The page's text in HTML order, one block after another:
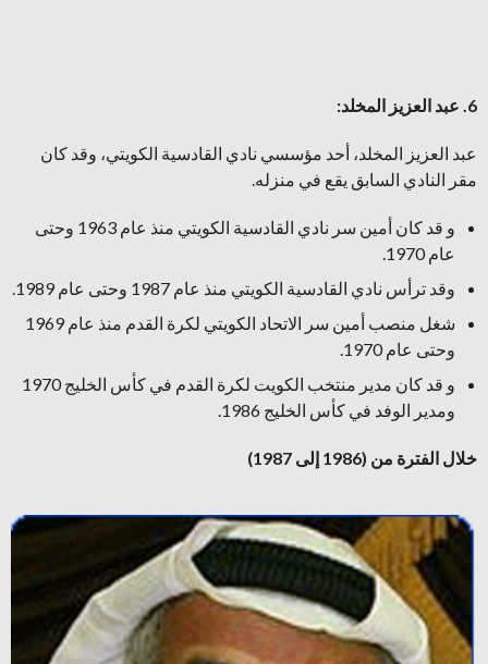
6. عبد العزيز المخلد:
عبد العزيز المخلد، أحد مؤسسي نادي القادسية الكويتي، وقد كان
مقر النادي السابق يقع في منزله.
و قد كان أمين سر نادي القادسية الكويتي منذ عام 1963 وحتى
عام 1970.
وقد ترأس نادي القادسية الكويتي منذ عام 1987 وحتى عام 1989.
شغل منصب أمين سر الاتحاد الكويتي لكرة القدم منذ عام 1969
وحتى عام 1970.
و قد كان مدير منتخب الكويت لكرة القدم في كأس الخليج 1970
ومدير الوفد في كأس الخليج 1986.
خلال الفترة من (1986 إلى 1987)